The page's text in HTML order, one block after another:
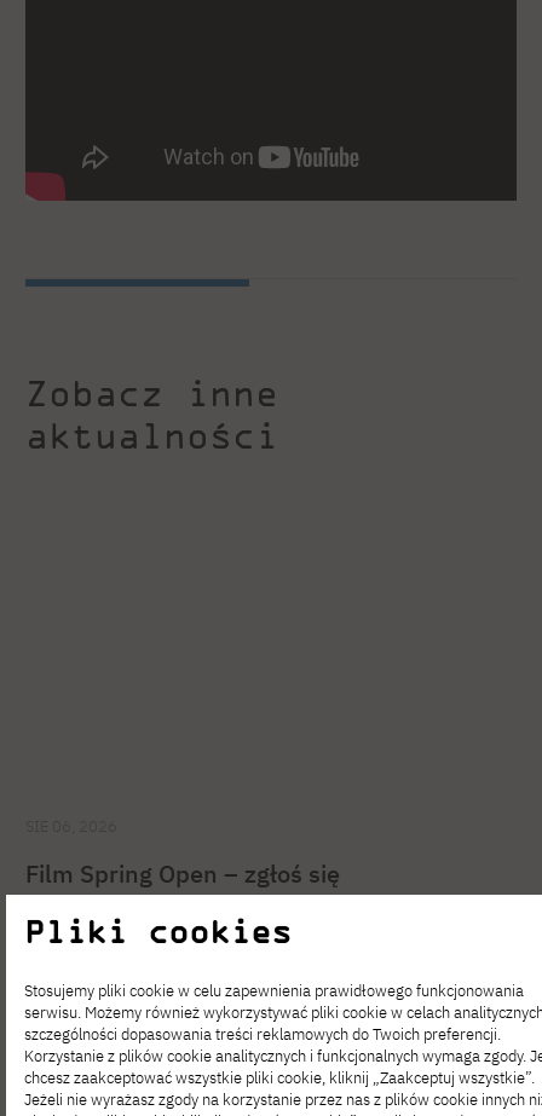
Zobacz inne
aktualności
Film Spring Open – zgłoś się
Pliki cookies
Stosujemy pliki cookie w celu zapewnienia prawidłowego funkcjonowania
serwisu. Możemy również wykorzystywać pliki cookie w celach
szczególności dopasowania treści reklamowych do Twoich preferencji.
Korzystanie z plików cookie analitycznych i funkcjonalnych wymaga zgody.
chcesz zaakceptować wszystkie pliki cookie, kliknij „Zaakceptuj wszystkie”.
Jeżeli nie wyrażasz zgody na korzystanie przez nas z plików cookie innych